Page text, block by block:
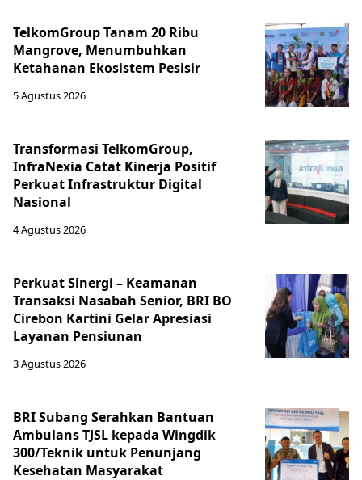
TelkomGroup Tanam 20 Ribu
Mangrove, Menumbuhkan
Ketahanan Ekosistem Pesisir
5 Agustus 2026
Transformasi TelkomGroup,
InfraNexia Catat Kinerja Positif
Perkuat Infrastruktur Digital
Nasional
4 Agustus 2026
Perkuat Sinergi – Keamanan
Transaksi Nasabah Senior, BRI BO
Cirebon Kartini Gelar Apresiasi
Layanan Pensiunan
3 Agustus 2026
BRI Subang Serahkan Bantuan
Ambulans TJSL kepada Wingdik
300/Teknik untuk Penunjang
Kesehatan Masyarakat ​